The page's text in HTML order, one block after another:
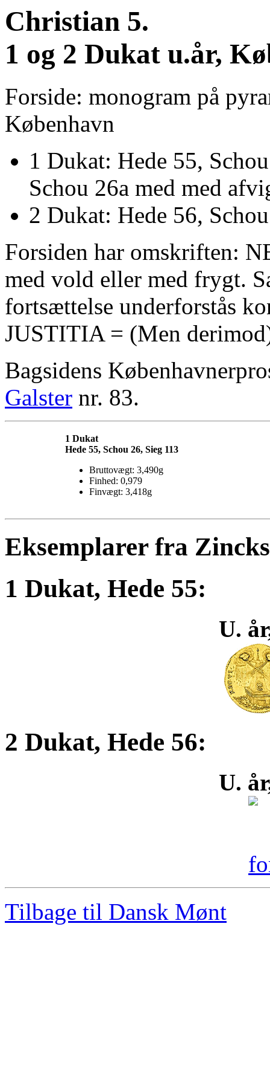
Christian 5.
1 og 2 Dukat u.år,
Forside: monogram på
København
1 Dukat: Hede 55,
Schou 26a med med
2 Dukat: Hede 56,
Forsiden har omskriften:
med vold eller med frygt.
fortsættelse underforstås
JUSTITIA = (Men
Bagsidens
Galster nr. 83.
1 Dukat
Hede 55, Schou 26, Sieg 113
Bruttovægt: 3,490g
Finhed: 0,979
Finvægt: 3,418g
Eksemplarer fra
1 Dukat, Hede 55:
U.
2 Dukat, Hede 56:
U.
Tilbage til Dansk Mønt